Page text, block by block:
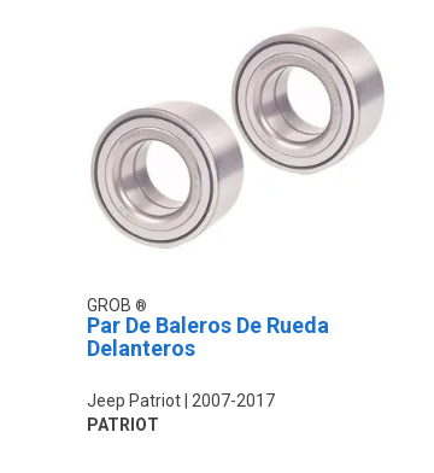
GROB
Par De Baleros De Rueda
Delanteros
Jeep Patriot 2007-2017
PATRIOT